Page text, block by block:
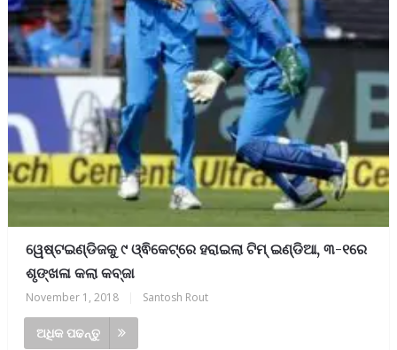
ୱେଷ୍ଟଇଣ୍ଡିଜକୁ ୯ ଓ୍ଵିକେଟ୍‌ରେ ହରାଇଲା ଟିମ୍‌ ଇଣ୍ଡିଆ, ୩-୧ରେ
ଶୃଙ୍ଖଳା କଲା କବ୍‌ଜା
November 1, 2018 Santosh Rout
ଅଧିକ ପଢନ୍ତୁ